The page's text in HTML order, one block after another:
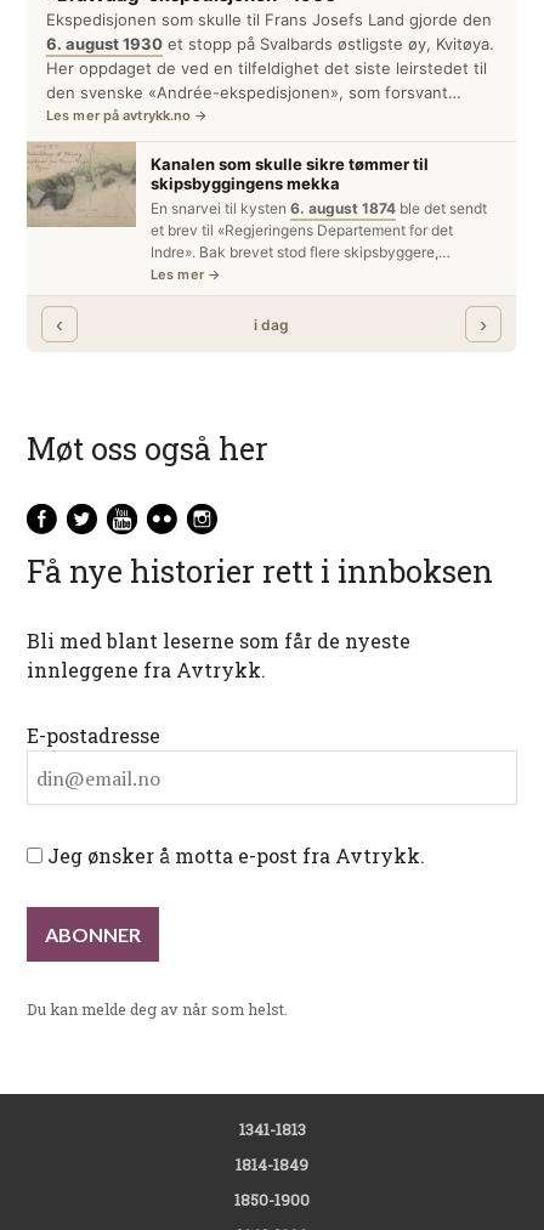
Møt oss også her
Få nye historier rett i innboksen
Bli med blant leserne som får de nyeste
innleggene fra Avtrykk.
E-postadresse
Jeg ønsker å motta e-post fra Avtrykk.
Du kan melde deg av når som helst.
1341-1813
1814-1849
1850-1900